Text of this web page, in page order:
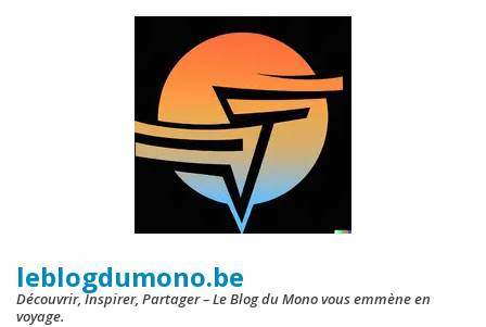
leblogdumono.be
Découvrir, Inspirer, Partager – Le Blog du Mono vous emmène en
voyage.